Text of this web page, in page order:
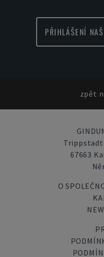
PŘIHLÁŠENÍ
zpět
67663
O